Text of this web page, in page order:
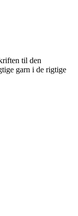
til den
garn i de rigtige